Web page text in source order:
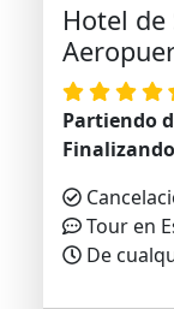
Hotel de
Partiendo
Tour en
De